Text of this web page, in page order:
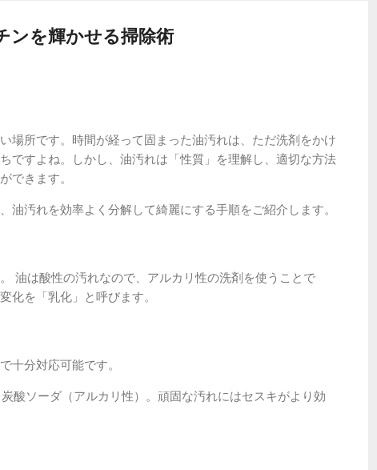
ンを輝かせる掃除術
場所です。時間が経って固まった油汚れは、ただ洗剤をかけ
ですよね。しかし、油汚れは「性質」を理解し、適切な方法
できます。
汚れを効率よく分解して綺麗にする手順をご紹介します。
油は酸性の汚れなので、アルカリ性の洗剤を使うことで
化を「乳化」と呼びます。
十分対応可能です。
酸ソーダ（アルカリ性）。頑固な汚れにはセスキがより効